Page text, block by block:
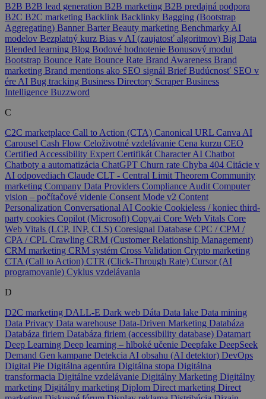
B2B B2B lead generation B2B marketing B2B predajná podpora
B2C B2C marketing Backlink Backlinky Bagging (Bootstrap
Aggregating) BannerBarterBeauty marketing Benchmarky AI
modelov Bezplatný kurz Bias v AI (zaujatosť algoritmov) Big Data
Blended learning Blog Bodové hodnotenie Bonusový modul
Bootstrap Bounce Rate Bounce Rate Brand Awareness Brand
marketing Brand mentions ako SEO signál BriefBudúcnosť SEO v
ére AI Bug tracking Business Directory ScraperBusiness
Intelligence Buzzword
C
C2C marketplace Call to Action (CTA) Canonical URL Canva AI
Carousel Cash Flow Celoživotné vzdelávanie Cena kurzu CEO
Certified Accessibility Expert Certifikát Character AI Chatbot
Chatboty a automatizácia ChatGPT Churn rate Chyba 404 Citácie v
AI odpovediach Claude CLT - Central Limit Theorem Community
marketing Company Data Providers Compliance Audit Computer
vision – počítačové videnie Consent Mode v2 Content
Personalization Conversational AI Cookie Cookieless / koniec third-
party cookies Copilot (Microsoft) Copy.ai Core Web Vitals Core
Web Vitals (LCP, INP, CLS) Coresignal Database CPC / CPM /
CPA / CPL Crawling CRM (Customer Relationship Management)
CRM marketing CRM systém Cross Validation Crypto marketing
CTA (Call to Action) CTR (Click-Through Rate) Cursor (AI
programovanie) Cyklus vzdelávania
D
D2C marketing DALL-E Dark web Dáta Data lake Data mining
Data Privacy Data warehouse Data-Driven Marketing Databáza
Databáza firiem Databáza firiem (accessibility database) Datamart
Deep Learning Deep learning – hlboké učenie Deepfake DeepSeek
Demand Gen kampane Detekcia AI obsahu (AI detektor) DevOps
Digital Pie Digitálna agentúra Digitálna stopa Digitálna
transformacia Digitálne vzdelávanie Digitálny Marketing Digitálny
marketing Digitálny marketing Diplom Direct marketing Direct